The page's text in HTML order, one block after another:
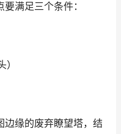
满足三个条件：
边缘的废弃瞭望塔，结